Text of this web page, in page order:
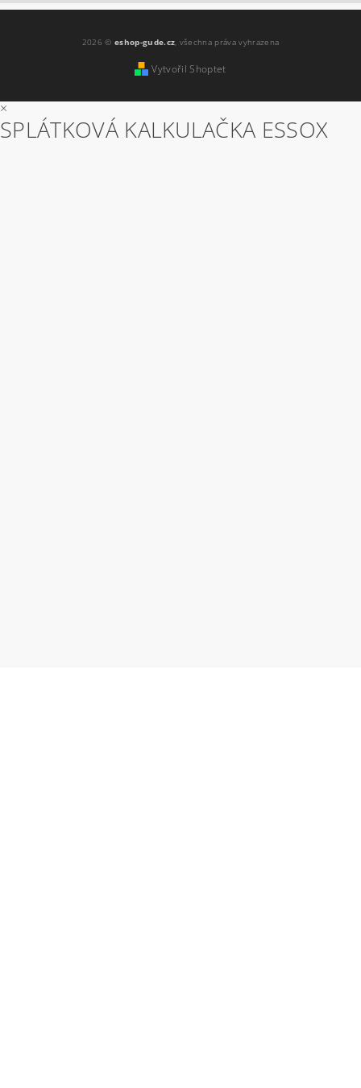
2026 ©eshop-gude.cz, všechna práva vyhrazena
Vytvořil Shoptet
×
SPLÁTKOVÁ KALKULAČKA ESSOX